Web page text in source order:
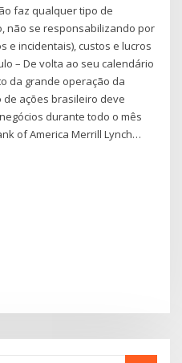
faz qualquer tipo de
não se responsabilizando por
e incidentais), custos e lucros
– De volta ao seu calendário
da grande operação da
ações brasileiro deve
durante todo o mês
of America Merrill Lynch…